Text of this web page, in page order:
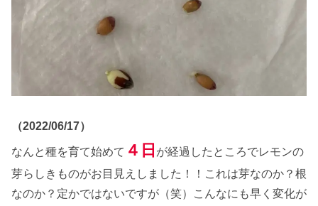
（2022/06/17）
なんと種を育て始めて ４日 が経過したところでレモンの
芽らしきものがお目見えしました！！これは芽なのか？根
なのか？定かではないですが（笑）こんなにも早く変化が